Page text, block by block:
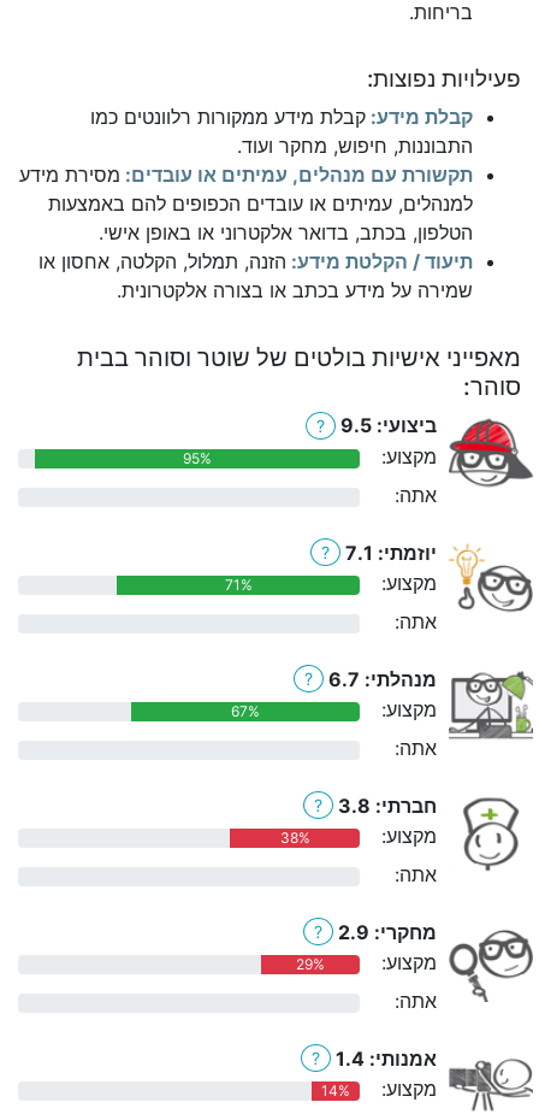
בריחות.
פעילויות נפוצות:
קבלת מידע: קבלת מידע ממקורות רלוונטים כמו
התבוננות, חיפוש, מחקר ועוד.
תקשורת עם מנהלים, עמיתים או עובדים: מסירת מידע
למנהלים, עמיתים או עובדים הכפופים להם באמצעות
הטלפון, בכתב, בדואר אלקטרוני או באופן אישי.
תיעוד / הקלטת מידע: הזנה, תמלול, הקלטה, אחסון או
שמירה על מידע בכתב או בצורה אלקטרונית.
מאפייני אישיות בולטים של שוטר וסוהר בבית
סוהר:
ביצועי: 9.5 ?
מקצוע: 95%
אתה:
יוזמתי: 7.1 ?
מקצוע: 71%
אתה:
מנהלתי: 6.7 ?
מקצוע: 67%
אתה:
חברתי: 3.8 ?
מקצוע: 38%
אתה:
מחקרי: 2.9 ?
מקצוע: 29%
אתה:
אמנותי: 1.4 ?
מקצוע: 14%